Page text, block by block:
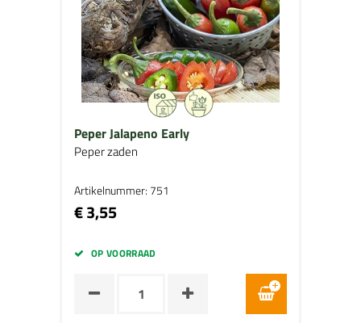
Peper Jalapeno Early
Peper zaden
Artikelnummer: 751
€ 3,55
OP VOORRAAD